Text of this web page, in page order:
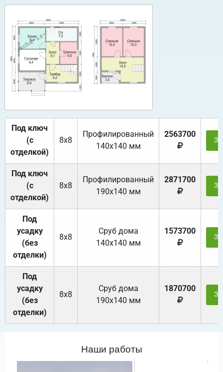
Под ключ
(с
отделкой)
8х8
Профилированный
140х140 мм
2563700
Под ключ
(с
отделкой)
8х8
Профилированный
190х140 мм
2871700
Под
усадку
(без
отделки)
8х8
Cруб дома
140х140 мм
1573700
Под
усадку
(без
отделки)
8х8
Cруб дома
190х140 мм
1870700
Наши работы